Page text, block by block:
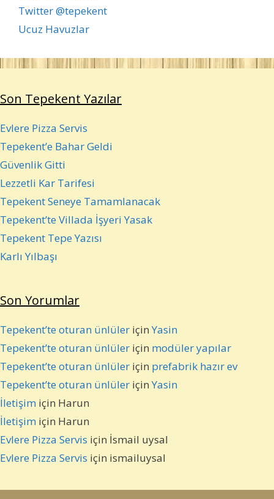
Twitter @tepekent
Ucuz Havuzlar
Son Tepekent Yazılar
Evlere Pizza Servis
Tepekent’e Bahar Geldi
Güvenlik Gitti
Lezzetli Kar Tarifesi
Tepekent Seneye Tamamlanacak
Tepekent’te Villada İşyeri Yasak
Tepekent Tepe Yazısı
Karlı Yılbaşı
Son Yorumlar
Tepekent’te oturan ünlüler içinYasin
Tepekent’te oturan ünlüler için modüler yapılar
Tepekent’te oturan ünlüler için prefabrik hazır ev
Tepekent’te oturan ünlüler içinYasin
İletişim için Harun
İletişim için Harun
Evlere Pizza Servis için İsmail uysal
Evlere Pizza Servis için ismailuysal